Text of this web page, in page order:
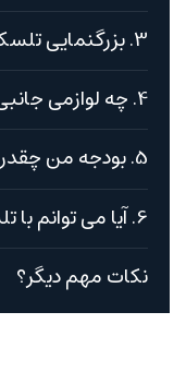
3. بزرگنمایی تلسکوپ چقدر اهمیت دارد؟
4. چه لوازمی جانبی برای تلسکوپ لازم است؟
5. بودجه من چقدر باید باشد؟
6. آیا می توانم با تلسکوپم عکاسی کنم؟
نکات مهم دیگر؟